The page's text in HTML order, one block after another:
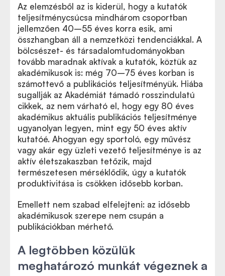
Az elemzésből az is kiderül, hogy a kutatók
teljesítménycsúcsa mindhárom csoportban
jellemzően 40–55 éves korra esik, ami
összhangban áll a nemzetközi tendenciákkal. A
bölcsészet- és társadalomtudományokban
tovább maradnak aktívak a kutatók, köztük az
akadémikusok is: még 70–75 éves korban is
számottevő a publikációs teljesítményük. Hiába
sugallják az Akadémiát támadó rosszindulatú
cikkek, az nem várható el, hogy egy 80 éves
akadémikus aktuális publikációs teljesítménye
ugyanolyan legyen, mint egy 50 éves aktív
kutatóé. Ahogyan egy sportoló, egy művész
vagy akár egy üzleti vezető teljesítménye is az
aktív életszakaszban tetőzik, majd
természetesen mérséklődik, úgy a kutatók
produktivitása is csökken idősebb korban.
Emellett nem szabad elfelejteni: az idősebb
akadémikusok szerepe nem csupán a
publikációkban mérhető.
A legtöbben közülük
meghatározó munkát végeznek a